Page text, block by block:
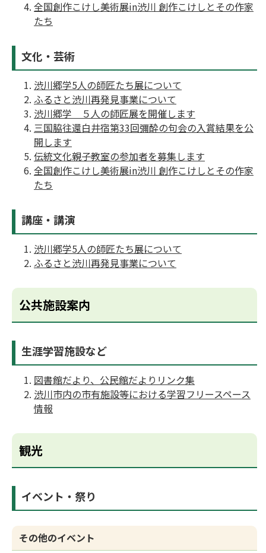
全国創作こけし美術展in渋川 創作こけしとその作家
たち
文化・芸術
渋川郷学5人の師匠たち展について
ふるさと渋川再発見事業について
渋川郷学 ５人の師匠展を開催します
三国脇往還白井宿第33回彌酔の句会の入賞結果を公
開します
伝統文化親子教室の参加者を募集します
全国創作こけし美術展in渋川 創作こけしとその作家
たち
講座・講演
渋川郷学5人の師匠たち展について
ふるさと渋川再発見事業について
公共施設案内
生涯学習施設など
図書館だより、公民館だよりリンク集
渋川市内の市有施設等における学習フリースペース
情報
観光
イベント・祭り
その他のイベント